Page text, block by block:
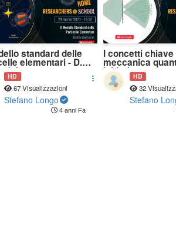
standard delle
elementari - D.
HD
67 Visualizzazioni
Stefano Longo
4 anni Fa
I concetti chiave
meccanica
Isidori HD
32
Stefano